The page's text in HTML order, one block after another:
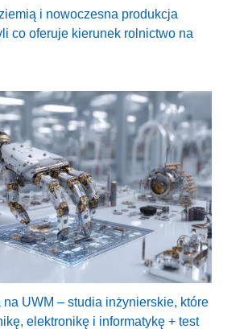
i nowoczesna produkcja
co oferuje kierunek rolnictwo na
na UWM – studia inżynierskie, które
elektronikę i informatykę + test